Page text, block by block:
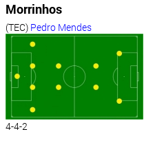
Morrinhos
(TEC) Pedro Mendes
4-4-2